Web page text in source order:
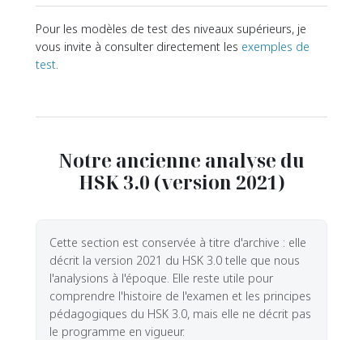
Pour les modèles de test des niveaux supérieurs, je
vous invite à consulter directement les exemples de
test
Notre ancienne analyse du
HSK 3.0 (version 2021)
Cette section est conservée à titre d'archive : elle
décrit la version 2021 du HSK 3.0 telle que nous
l'analysions à l'époque. Elle reste utile pour
comprendre l'histoire de l'examen et les principes
pédagogiques du HSK 3.0, mais elle ne décrit pas
le programme en vigueur.